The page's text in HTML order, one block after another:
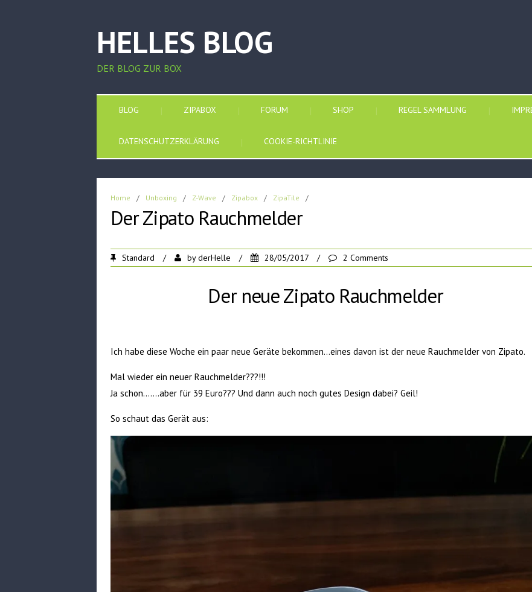
HELLES BLOG
DER BLOG ZUR BOX
BLOG ZIPABOX FORUM SHOP REGEL SAMMLUNG
DATENSCHUTZERKLÄRUNG COOKIE-RICHTLINIE
Home / Unboxing / Z-Wave / Zipabox / ZipaTile /
Der Zipato Rauchmelder
Standard / byderHelle / 28/05/2017 / 2 Comments
Der neue Zipato Rauchmelder
Ich habe diese Woche ein paar neue Geräte bekommen…eines davon ist der neue Rauchmelder von Zipato.
Mal wieder ein neuer Rauchmelder???!!!
Ja schon…….aber für 39 Euro??? Und dann auch noch gutes Design dabei? Geil!
So schaut das Gerät aus: